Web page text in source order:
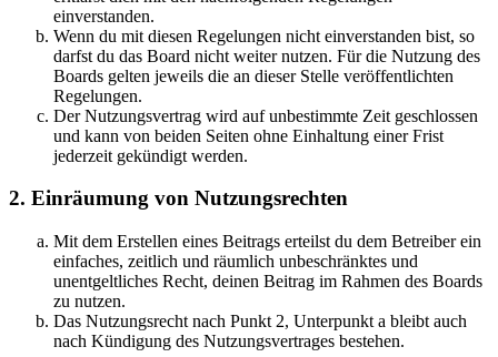
einverstanden.
Wenn du mit diesen Regelungen nicht einverstanden bist, so
darfst du das Board nicht weiter nutzen. Für die Nutzung des
Boards gelten jeweils die an dieser Stelle veröffentlichten
Regelungen.
Der Nutzungsvertrag wird auf unbestimmte Zeit geschlossen
und kann von beiden Seiten ohne Einhaltung einer Frist
jederzeit gekündigt werden.
2. Einräumung von Nutzungsrechten
Mit dem Erstellen eines Beitrags erteilst du dem Betreiber ein
einfaches, zeitlich und räumlich unbeschränktes und
unentgeltliches Recht, deinen Beitrag im Rahmen des Boards
zu nutzen.
Das Nutzungsrecht nach Punkt 2, Unterpunkt a bleibt auch
nach Kündigung des Nutzungsvertrages bestehen.